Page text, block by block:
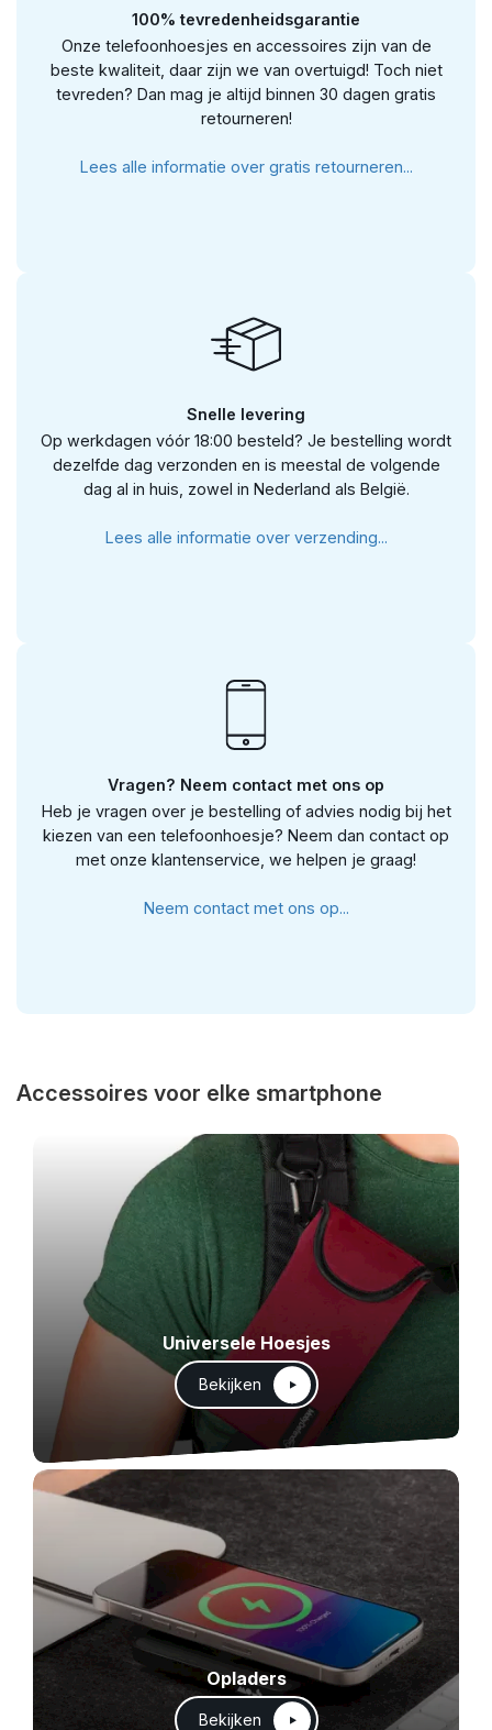
100% tevredenheidsgarantie
Onze telefoonhoesjes en accessoires zijn van de
beste kwaliteit, daar zijn we van overtuigd! Toch niet
tevreden? Dan mag je altijd binnen 30 dagen gratis
retourneren!
Lees alle informatie over gratis retourneren...
Snelle levering
Op werkdagen vóór 18:00 besteld? Je bestelling wordt
dezelfde dag verzonden en is meestal de volgende
dag al in huis, zowel in Nederland als België.
Lees alle informatie over verzending...
Vragen? Neem contact met ons op
Heb je vragen over je bestelling of advies nodig bij het
kiezen van een telefoonhoesje? Neem dan contact op
met onze klantenservice, we helpen je graag!
Neem contact met ons op...
Accessoires voor elke smartphone
Universele Hoesjes
Bekijken
Opladers
Bekijken